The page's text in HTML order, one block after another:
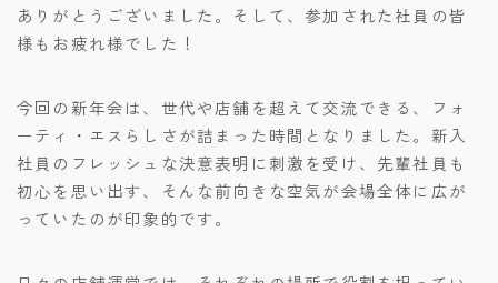
ありがとうございました。そして、参加された社員の皆
様もお疲れ様でした！
今回の新年会は、世代や店舗を超えて交流できる、フォ
ーティ・エスらしさが詰まった時間となりました。新入
社員のフレッシュな決意表明に刺激を受け、先輩社員も
初心を思い出す、そんな前向きな空気が会場全体に広が
っていたのが印象的です。